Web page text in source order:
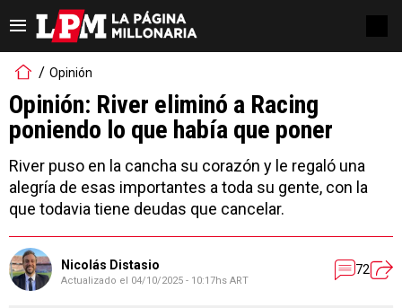
Opinión
Opinión: River eliminó a Racing
poniendo lo que había que poner
River puso en la cancha su corazón y le regaló una
alegría de esas importantes a toda su gente, con la
que todavia tiene deudas que cancelar.
Nicolás Distasio
Actualizado el 04/10/2025 - 10:17hs ART
72